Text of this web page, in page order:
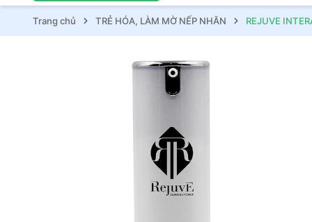
Trang chủ TRẺ HÓA, LÀM MỜ NẾP NHĂN REJUVE